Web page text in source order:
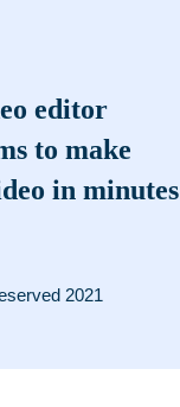
editor
to make
in minutes
2021